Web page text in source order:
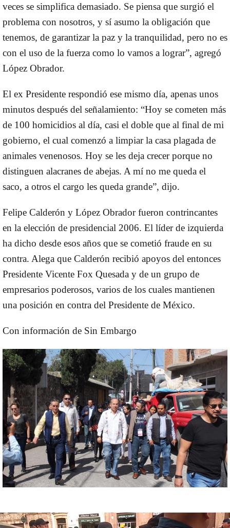
veces se simplifica demasiado. Se piensa que surgió el
problema con nosotros, y sí asumo la obligación que
tenemos, de garantizar la paz y la tranquilidad, pero no es
con el uso de la fuerza como lo vamos a lograr”, agregó
López Obrador.
El ex Presidente respondió ese mismo día, apenas unos
minutos después del señalamiento: “Hoy se cometen más
de 100 homicidios al día, casi el doble que al final de mi
gobierno, el cual comenzó a limpiar la casa plagada de
animales venenosos. Hoy se les deja crecer porque no
distinguen alacranes de abejas. A mí no me queda el
saco, a otros el cargo les queda grande”, dijo.
Felipe Calderón y López Obrador fueron contrincantes
en la elección de presidencial 2006. El líder de izquierda
ha dicho desde esos años que se cometió fraude en su
contra. Alega que Calderón recibió apoyos del entonces
Presidente Vicente Fox Quesada y de un grupo de
empresarios poderosos, varios de los cuales mantienen
una posición en contra del Presidente de México.
Con información de Sin Embargo